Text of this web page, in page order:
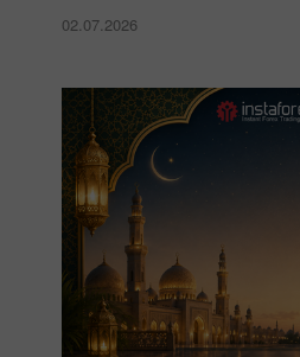
02.07.2026